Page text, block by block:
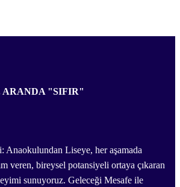
"SIFIR"
Anaokulundan Liseye, her aşamada
veren, bireysel potansiyeli ortaya çıkaran
sunuyoruz. Geleceği Mesafe ile